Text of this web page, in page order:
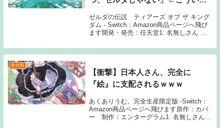
ゼルダの伝説 ティアーズ オブ ザ キング
ダム - Switch：Amazon商品ページへ飛び
ます開発・発売：任天堂1: 名無しさん あ
つ、タフじゃない 23: 名無しさん >>2 な
にっ 65:...
未分類
【衝撃】日本人さん、完全に
『絵』に支配されるｗｗｗ
あくありうむ。完全生産限定版 -Switch：
Amazon商品ページへ飛びます原作：カバ
ー 制作：エンターグラム1: 名無しさん